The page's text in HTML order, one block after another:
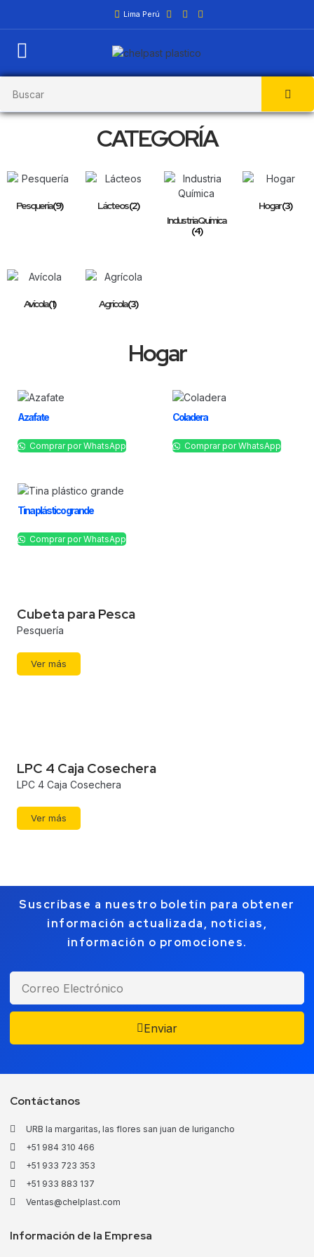
Lima Perú
CATEGORÍA
Pesquería(9) Lácteos(2)
Industria Química
(4)
Hogar(3)
Avícola(1) Agrícola(3)
Hogar
Azafate
Comprar por WhatsApp
Coladera
Comprar por WhatsApp
Tina plástico grande
Comprar por WhatsApp
Cubeta para Pesca
Pesquería
Ver más
LPC 4 Caja Cosechera
LPC 4 Caja Cosechera
Ver más
Suscríbase a nuestro boletín para obtener
información actualizada, noticias,
información o promociones.
Enviar
Contáctanos
URB la margaritas, las flores san juan de lurigancho
+51 984 310 466
+51 933 723 353
+51 933 883 137
Ventas@chelplast.com
Información de la Empresa